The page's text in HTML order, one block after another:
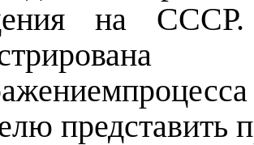
на СССР.
представить